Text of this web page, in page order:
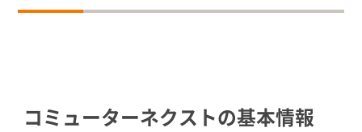
コミューターネクストの基本情報